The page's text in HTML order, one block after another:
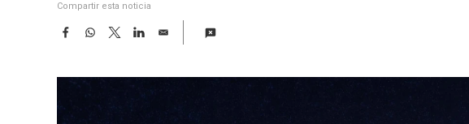
Compartir esta noticia
F
e
W
t
A
T
w
t
L
k
E
i